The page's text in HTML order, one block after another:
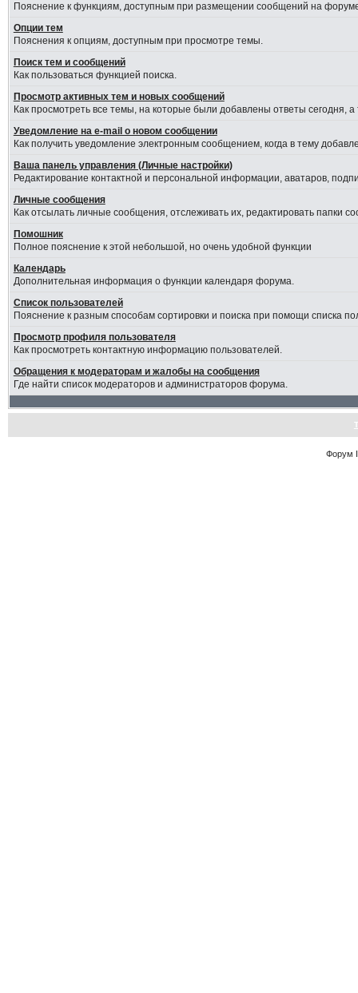
Пояснение к функциям, доступным при размещении сообщений на
Опции тем
Пояснения к опциям, доступным при просмотре темы.
Поиск тем и сообщений
Как пользоваться функцией поиска.
Просмотр активных тем и новых сообщений
Как просмотреть все темы, на которые были добавлены ответы сегодня,
Уведомление на е-mail о новом сообщении
Как получить уведомление электронным сообщением, когда в тему
Ваша панель управления (Личные настройки)
Редактирование контактной и персональной информации, аватаров,
Личные сообщения
Как отсылать личные сообщения, отслеживать их, редактировать папки
Помошник
Полное пояснение к этой небольшой, но очень удобной функции
Календарь
Дополнительная информация о функции календаря форума.
Список пользователей
Пояснение к разным способам сортировки и поиска при помощи списка
Просмотр профиля пользователя
Как просмотреть контактную информацию пользователей.
Обращения к модераторам и жалобы на сообщения
Где найти список модераторов и администраторов форума.
Форум